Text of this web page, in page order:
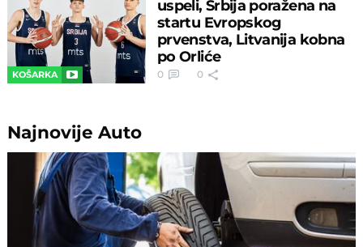
KOŠARKA
uspeli, Srbija poražena na
startu Evropskog
prvenstva, Litvanija kobna
po Orliće
0 0
NajnovijeAuto